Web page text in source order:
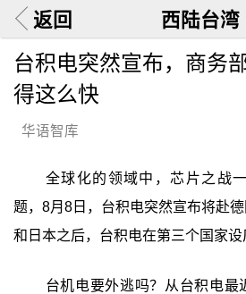
返回 西陆台湾
台积电突然宣布，商务
得这么快
华语智库
全球化的领域中，芯片之战
题，8月8日，台积电突然宣布将赴
和日本之后，台积电在第三个国家设
台机电要外逃吗？从台积电最